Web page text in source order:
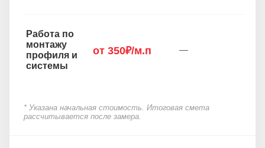
Работа по
монтажу
профиля и
системы
от 350₽/м.п —
* Указана начальная стоимость. Итоговая смета
рассчитывается после замера.